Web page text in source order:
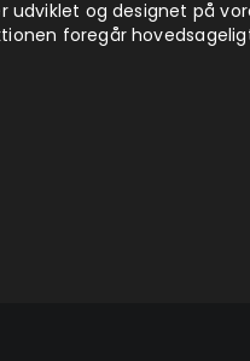
udviklet og designet på
foregår